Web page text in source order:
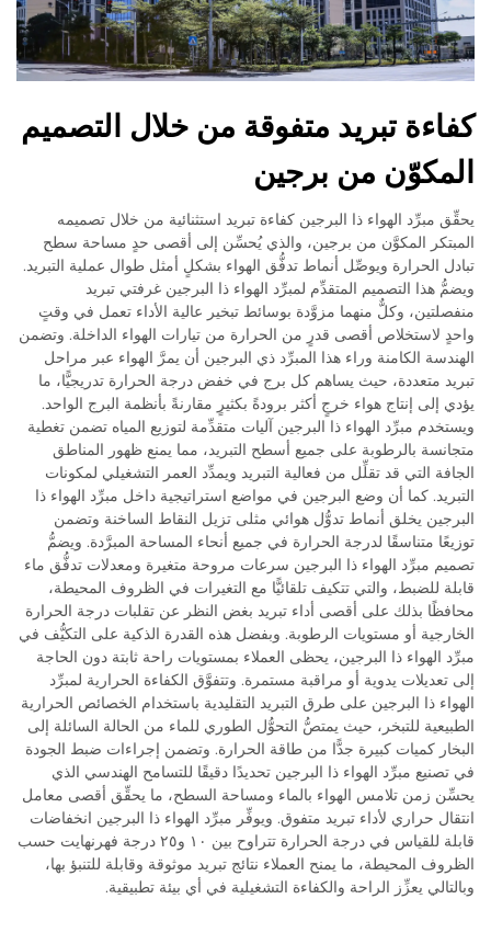
كفاءة تبريد متفوقة من خلال التصميم
المكوّن من برجين
يحقِّق مبرِّد الهواء ذا البرجين كفاءة تبريد استثنائية من خلال تصميمه
المبتكر المكوَّن من برجين، والذي يُحسِّن إلى أقصى حدٍ مساحة سطح
تبادل الحرارة ويوصِّل أنماط تدفُّق الهواء بشكلٍ أمثل طوال عملية التبريد.
ويضمُّ هذا التصميم المتقدِّم لمبرِّد الهواء ذا البرجين غرفتي تبريد
منفصلتين، وكلٌّ منهما مزوَّدة بوسائط تبخير عالية الأداء تعمل في وقتٍ
واحدٍ لاستخلاص أقصى قدرٍ من الحرارة من تيارات الهواء الداخلة. وتضمن
الهندسة الكامنة وراء هذا المبرِّد ذي البرجين أن يمرَّ الهواء عبر مراحل
تبريد متعددة، حيث يساهم كل برج في خفض درجة الحرارة تدريجيًّا، ما
يؤدي إلى إنتاج هواء خرجٍ أكثر برودةً بكثيرٍ مقارنةً بأنظمة البرج الواحد.
ويستخدم مبرِّد الهواء ذا البرجين آليات متقدِّمة لتوزيع المياه تضمن تغطية
متجانسة بالرطوبة على جميع أسطح التبريد، مما يمنع ظهور المناطق
الجافة التي قد تقلِّل من فعالية التبريد ويمدِّد العمر التشغيلي لمكونات
التبريد. كما أن وضع البرجين في مواضع استراتيجية داخل مبرِّد الهواء ذا
البرجين يخلق أنماط تدوُّل هوائي مثلى تزيل النقاط الساخنة وتضمن
توزيعًا متناسقًا لدرجة الحرارة في جميع أنحاء المساحة المبرَّدة. ويضمُّ
تصميم مبرِّد الهواء ذا البرجين سرعات مروحة متغيرة ومعدلات تدفُّق ماء
قابلة للضبط، والتي تتكيف تلقائيًّا مع التغيرات في الظروف المحيطة،
محافظًا بذلك على أقصى أداء تبريد بغض النظر عن تقلبات درجة الحرارة
الخارجية أو مستويات الرطوبة. وبفضل هذه القدرة الذكية على التكيُّف في
مبرِّد الهواء ذا البرجين، يحظى العملاء بمستويات راحة ثابتة دون الحاجة
إلى تعديلات يدوية أو مراقبة مستمرة. وتتفوَّق الكفاءة الحرارية لمبرِّد
الهواء ذا البرجين على طرق التبريد التقليدية باستخدام الخصائص الحرارية
الطبيعية للتبخر، حيث يمتصُّ التحوُّل الطوري للماء من الحالة السائلة إلى
البخار كميات كبيرة جدًّا من طاقة الحرارة. وتضمن إجراءات ضبط الجودة
في تصنيع مبرِّد الهواء ذا البرجين تحديدًا دقيقًا للتسامح الهندسي الذي
يحسِّن زمن تلامس الهواء بالماء ومساحة السطح، ما يحقِّق أقصى معامل
انتقال حراري لأداء تبريد متفوق. ويوفِّر مبرِّد الهواء ذا البرجين انخفاضات
قابلة للقياس في درجة الحرارة تتراوح بين ١٠ و٢٥ درجة فهرنهايت حسب
الظروف المحيطة، ما يمنح العملاء نتائج تبريد موثوقة وقابلة للتنبؤ بها،
وبالتالي يعزِّز الراحة والكفاءة التشغيلية في أي بيئة تطبيقية.